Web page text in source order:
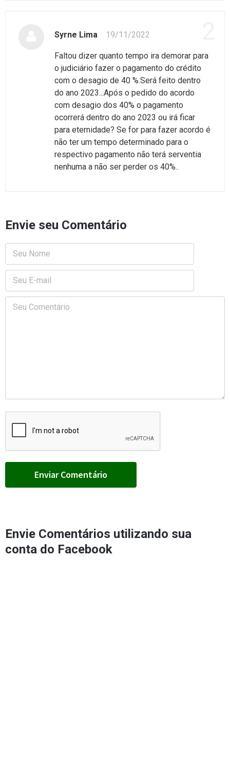
Syrne Lima 19/11/2022
Faltou dizer quanto tempo ira demorar para
o judiciário fazer o pagamento do crédito
com o desagio de 40 %.Será feito dentro
do ano 2023...Após o pedido do acordo
com desagio dos 40% o pagamento
ocorrerá dentro do ano 2023 ou irá ficar
para eternidade? Se for para fazer acordo é
não ter um tempo determinado para o
respectivo pagamento não terá serventia
nenhuma a não ser perder os 40%..
Envie seu Comentário
Envie Comentários utilizando sua
conta do Facebook